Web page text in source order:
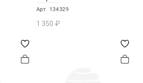
Арт. 134329
1 350 ₽